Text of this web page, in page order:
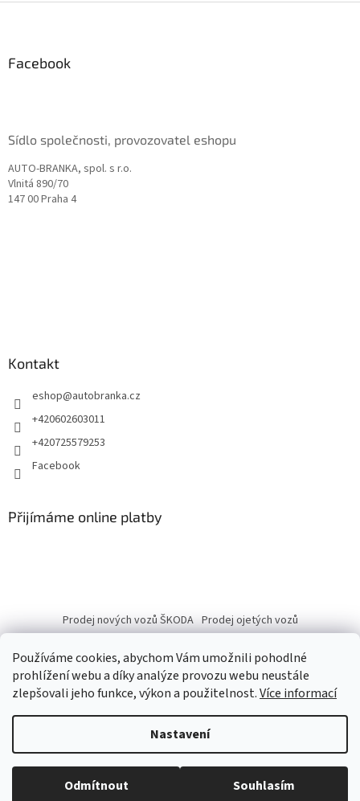
Používáme cookies, abychom Vám umožnili pohodlné
prohlížení webu a díky analýze provozu webu neustále
zlepšovali jeho funkce, výkon a použitelnost.Více informací
Nastavení
Odmítnout Souhlasím
Facebook
Sídlo společnosti, provozovatel eshopu
AUTO-BRANKA, spol. s r.o.
Vlnitá 890/70
147 00 Praha 4
Kontakt
eshop@autobranka.cz
+420602603011
+420725579253
Facebook
Přijímáme online platby
Prodej nových vozů ŠKODA Prodej ojetých vozů
Copyright 2026eshop.autobranka.cz. Všechna práva vyhrazena.
Upravit nastavení cookies